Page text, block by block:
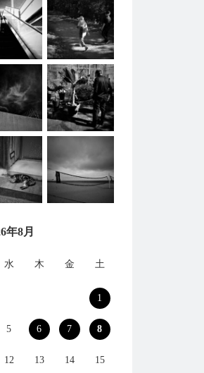
年8月
水 木 金 土
1
5 6 7 8
12 13 14 15